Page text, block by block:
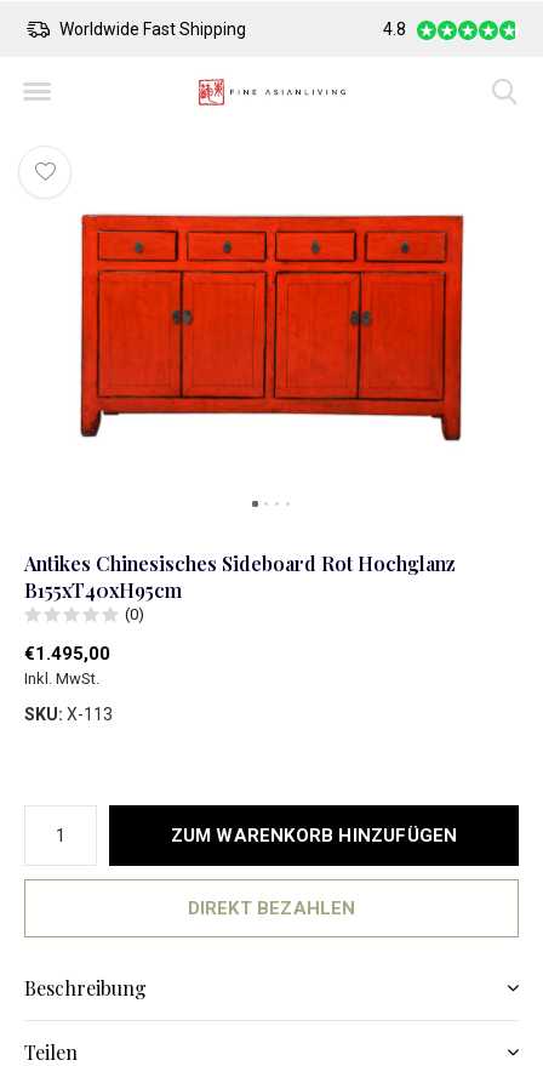
Worldwide Fast Shipping Safe Payment
4.8
Antikes Chinesisches Sideboard Rot Hochglanz
B155xT40xH95cm
(0)
€1.495,00
Inkl. MwSt.
SKU: X-113
ZUM WARENKORB HINZUFÜGEN
DIREKT BEZAHLEN
Beschreibung
Teilen